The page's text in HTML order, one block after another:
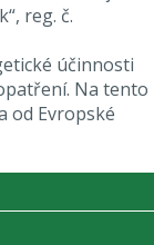
reg. č.
účinnosti
Na tento
od Evropské